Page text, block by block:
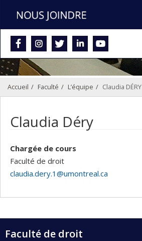
Accueil Faculté L’équipe Claudia DÉRY
Claudia Déry
Chargée de cours
Faculté de droit
claudia.dery.1@umontreal.ca
Faculté de droit